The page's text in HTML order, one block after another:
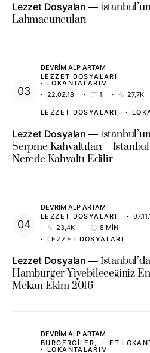
Lezzet Dosyaları
Lahmacuncuları
DEVRIM ALP ARTAM
LEZZET DOSYALARI
LOKANTALARIM
22.02.18
1 27,7K
LEZZET DOSYALARI
Lezzet Dosyaları
Serpme Kahvaltıları –
Nerede Kahvaltı Edilir
DEVRIM ALP ARTAM
LEZZET DOSYALARI
23,4K
8 MIN
LEZZET DOSYALARI
Lezzet Dosyaları
İstanbul’da
Hamburger Yiyebileceğiniz
Mekan Ekim 2016
DEVRIM ALP ARTAM
BURGERCILER
ET
LOKANTALARIM